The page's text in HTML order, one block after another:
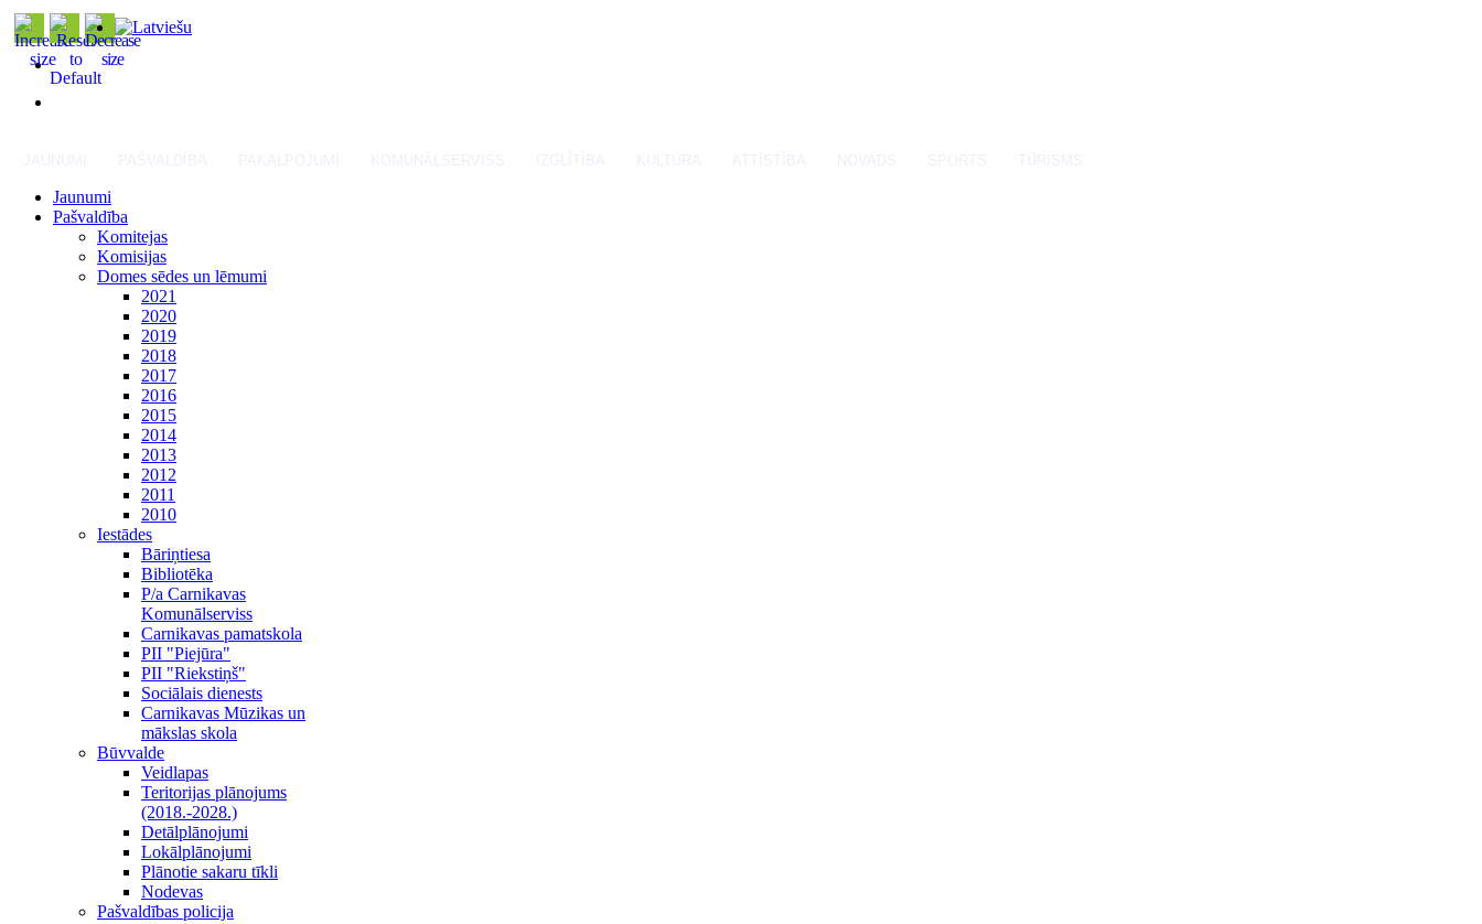
Jaunumi
Pašvaldība
Komitejas
Komisijas
Domes sēdes un lēmumi
2021
2020
2019
2018
2017
2016
2015
2014
2013
2012
2011
2010
Iestādes
Bāriņtiesa
Bibliotēka
P/a Carnikavas
Komunālserviss
Carnikavas pamatskola
PII "Piejūra"
PII "Riekstiņš"
Sociālais dienests
Carnikavas Mūzikas un
mākslas skola
Būvvalde
Veidlapas
Teritorijas plānojums
(2018.-2028.)
Detālplānojumi
Lokālplānojumi
Plānotie sakaru tīkli
Nodevas
Pašvaldības policija